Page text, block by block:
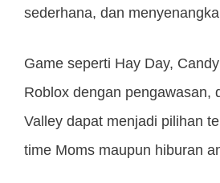
sederhana, dan
Game seperti Hay Day,
Roblox dengan pengawasan,
Valley dapat menjadi pilihan
time Moms maupun hiburan